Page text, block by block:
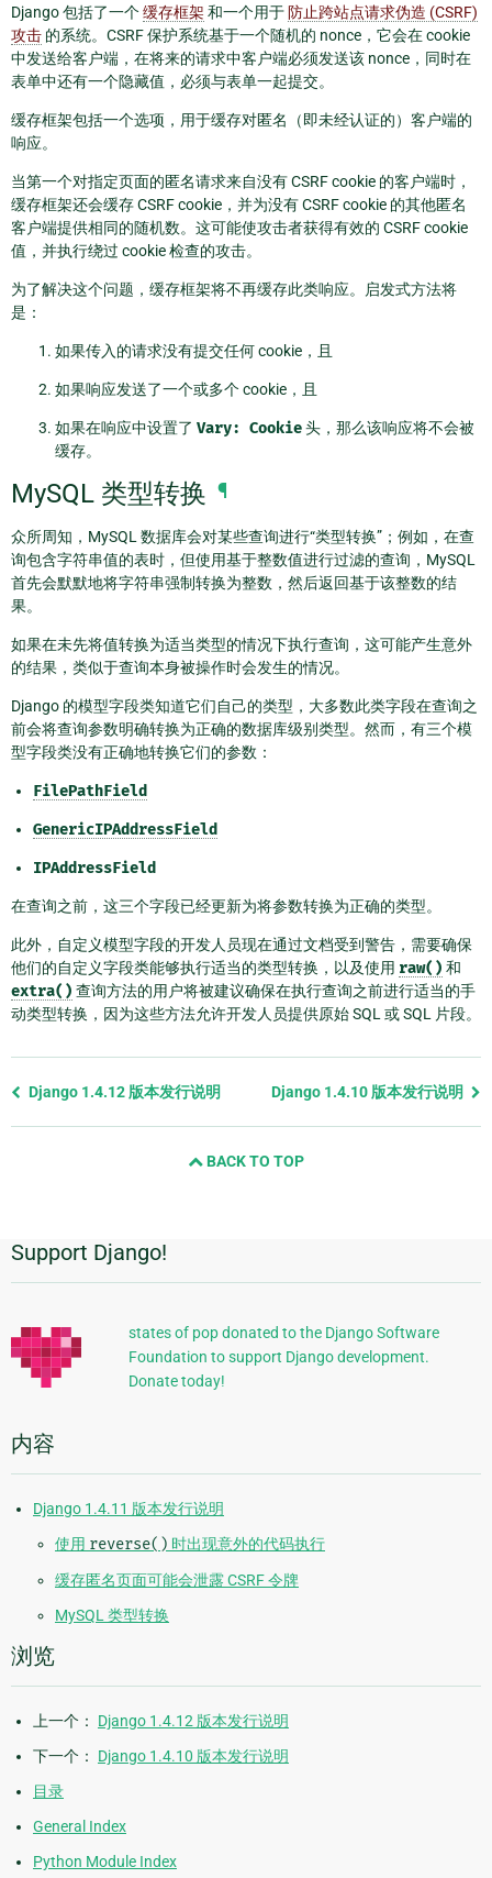
Django 包括了一个缓存框架 和一个用于 防止跨站点请求伪造 (CSRF)
攻击 的系统。CSRF 保护系统基于一个随机的 nonce，它会在 cookie
中发送给客户端，在将来的请求中客户端必须发送该 nonce，同时在
表单中还有一个隐藏值，必须与表单一起提交。
缓存框架包括一个选项，用于缓存对匿名（即未经认证的）客户端的
响应。
当第一个对指定页面的匿名请求来自没有 CSRF cookie 的客户端时，
缓存框架还会缓存 CSRF cookie，并为没有 CSRF cookie 的其他匿名
客户端提供相同的随机数。这可能使攻击者获得有效的 CSRF cookie
值，并执行绕过 cookie 检查的攻击。
为了解决这个问题，缓存框架将不再缓存此类响应。启发式方法将
是：
如果传入的请求没有提交任何 cookie，且
如果响应发送了一个或多个 cookie，且
如果在响应中设置了 Vary: Cookie头，那么该响应将不会被
缓存。
MySQL 类型转换 ¶
众所周知，MySQL 数据库会对某些查询进行“类型转换”；例如，在查
询包含字符串值的表时，但使用基于整数值进行过滤的查询，MySQL
首先会默默地将字符串强制转换为整数，然后返回基于该整数的结
果。
如果在未先将值转换为适当类型的情况下执行查询，这可能产生意外
的结果，类似于查询本身被操作时会发生的情况。
Django 的模型字段类知道它们自己的类型，大多数此类字段在查询之
前会将查询参数明确转换为正确的数据库级别类型。然而，有三个模
型字段类没有正确地转换它们的参数：
FilePathField
GenericIPAddressField
IPAddressField
在查询之前，这三个字段已经更新为将参数转换为正确的类型。
此外，自定义模型字段的开发人员现在通过文档受到警告，需要确保
他们的自定义字段类能够执行适当的类型转换，以及使用 raw() 和
extra() 查询方法的用户将被建议确保在执行查询之前进行适当的手
动类型转换，因为这些方法允许开发人员提供原始 SQL 或 SQL 片段。
Previous
Django 1.4.12 版本发行说明 Django 1.4.10 版本发行说明
BACK TO TOP
附
加
信
息
Support Django!
states of pop donated to the Django Software
Foundation to support Django development.
Donate today!
内容
Django 1.4.11 版本发行说明
使用 reverse() 时出现意外的代码执行
缓存匿名页面可能会泄露 CSRF 令牌
MySQL 类型转换
浏览
上一个： Django 1.4.12 版本发行说明
下一个： Django 1.4.10 版本发行说明
目录
General Index
Python Module Index